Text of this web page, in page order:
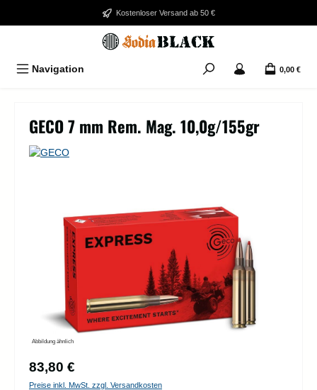
Zum Hauptinhalt springenKostenloser Versand ab 50 €
Navigation 0,00 €
GECO 7 mm Rem. Mag. 10,0g/155gr
Abbildung ähnlich
Regulärer Preis:
83,80 €
Preise inkl. MwSt. zzgl. Versandkosten